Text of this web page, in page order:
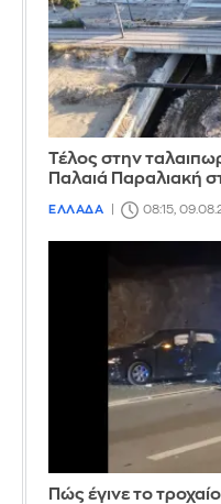
Τέλος στην
Παλαιά Παραλιακή
ΕΛΛΑΔΑ 08:15,
Πώς έγινε το